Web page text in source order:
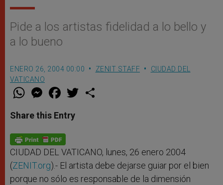
Pide a los artistas fidelidad a lo bello y
a lo bueno
ENERO 26, 2004 00:00 ZENIT STAFF
CIUDAD DEL
VATICANO
W
t
s
p
p
M
e
s
e
g
e
r
F
a
e
b
o
k
w
Share this Entry
CIUDAD DEL VATICANO, lunes, 26 enero 2004
(ZENIT.org).- El artista debe dejarse guiar por el bien
porque no sólo es responsable de la dimensión